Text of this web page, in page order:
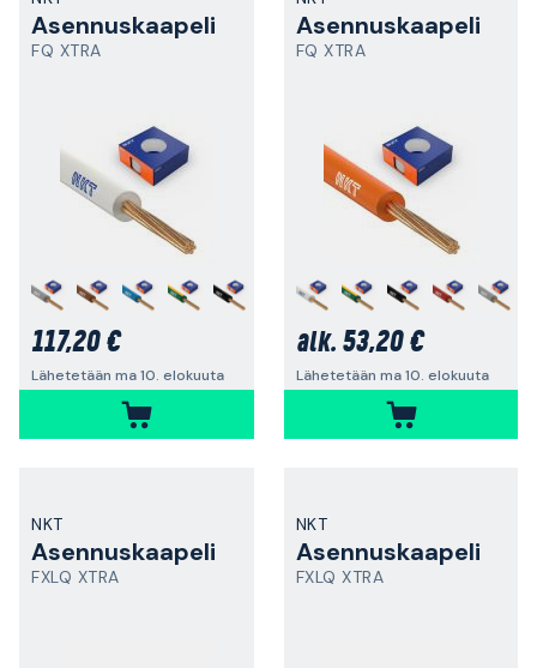
Asennuskaapeli
FQ XTRA
117,20 €
Lähetetään ma 10. elokuuta
Asennuskaapeli
FQ XTRA
alk. 53,20 €
Lähetetään ma 10. elokuuta
NKT
Asennuskaapeli
FXLQ XTRA
NKT
Asennuskaapeli
FXLQ XTRA